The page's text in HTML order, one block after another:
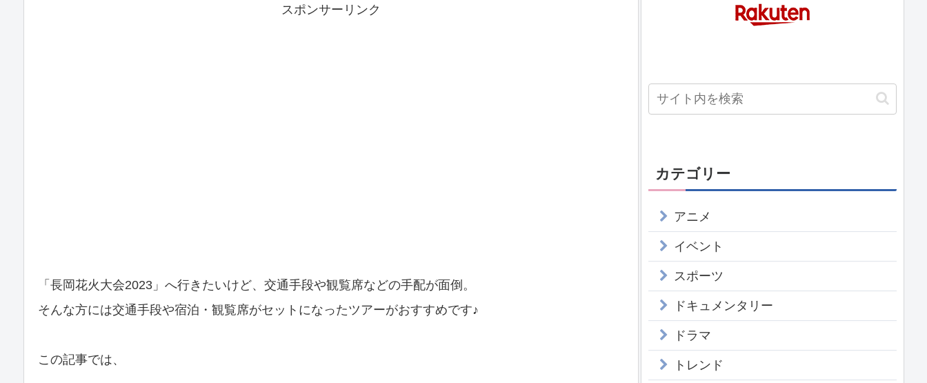
スポンサーリンク
「長岡花火大会2023」へ行きたいけど、交通手段や観覧席などの手配が面倒。
そんな方には交通手段や宿泊・観覧席がセットになったツアーがおすすめです♪
この記事では、
カテゴリー
アニメ
イベント
スポーツ
ドキュメンタリー
ドラマ
トレンド